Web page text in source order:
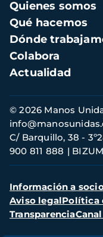
Navegación
principal
Quienes somos
Qué hacemos
Dónde
Colabora
Actualidad
Información
de
contacto
© 2026 Manos
C/ Barquillo, 38 -
900 811 888
Menú
secundario
Información a
Aviso legalPolítica
Transparencia